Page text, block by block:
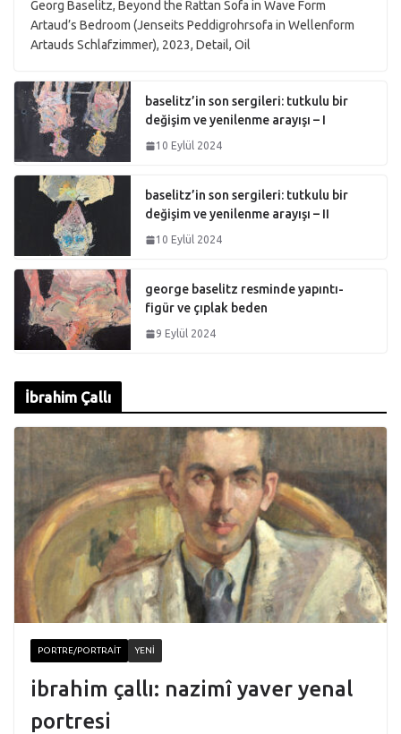
Georg Baselitz, Beyond the Rattan Sofa in Wave Form
Artaud’s Bedroom (Jenseits Peddigrohrsofa in Wellenform
Artauds Schlafzimmer), 2023, Detail, Oil
baselitz’in son sergileri: tutkulu bir
değişim ve yenilenme arayışı – I
10 Eylül 2024
baselitz’in son sergileri: tutkulu bir
değişim ve yenilenme arayışı – II
10 Eylül 2024
george baselitz resminde yapıntı-
figür ve çıplak beden
9 Eylül 2024
İbrahim Çallı
PORTRE/PORTRAIT YENI
ibrahim çallı: nazimî yaver yenal
portresi